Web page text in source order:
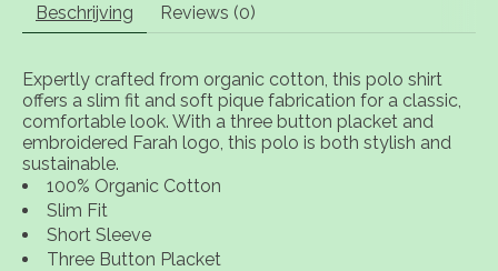
Beschrijving Reviews (0)
Expertly crafted from organic cotton, this polo shirt
offers a slim fit and soft pique fabrication for a classic,
comfortable look. With a three button placket and
embroidered Farah logo, this polo is both stylish and
sustainable.
100% Organic Cotton
Slim Fit
Short Sleeve
Three Button Placket